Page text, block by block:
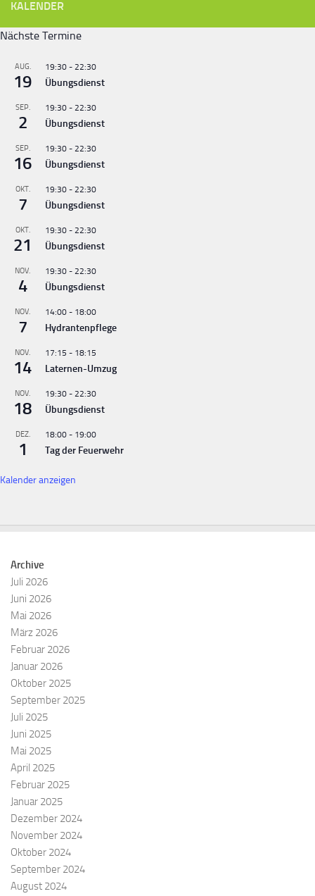
KALENDER
Nächste Termine
AUG.
19
19:30 - 22:30
Übungsdienst
SEP.
2
19:30 - 22:30
Übungsdienst
SEP.
16
19:30 - 22:30
Übungsdienst
OKT.
7
19:30 - 22:30
Übungsdienst
OKT.
21
19:30 - 22:30
Übungsdienst
NOV.
4
19:30 - 22:30
Übungsdienst
NOV.
7
14:00 - 18:00
Hydrantenpflege
NOV.
14
17:15 - 18:15
Laternen-Umzug
NOV.
18
19:30 - 22:30
Übungsdienst
DEZ.
1
18:00 - 19:00
Tag der Feuerwehr
Kalender anzeigen
Archive
Juli 2026
Juni 2026
Mai 2026
März 2026
Februar 2026
Januar 2026
Oktober 2025
September 2025
Juli 2025
Juni 2025
Mai 2025
April 2025
Februar 2025
Januar 2025
Dezember 2024
November 2024
Oktober 2024
September 2024
August 2024